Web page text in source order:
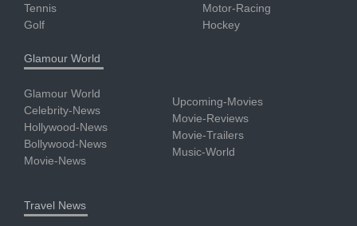
Tennis
Golf
Motor-Racing
Hockey
Glamour World
Glamour World
Celebrity-News
Hollywood-News
Bollywood-News
Movie-News
Upcoming-Movies
Movie-Reviews
Movie-Trailers
Music-World
Travel News